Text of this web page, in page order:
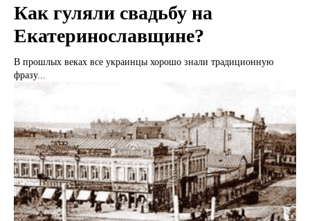
Как гуляли свадьбу на
Екатеринославщине?
В прошлых веках все украинцы хорошо знали традиционную
фразу...